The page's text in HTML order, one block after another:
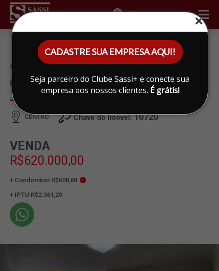
CADASTRE SUA EMPRESA AQUI!
Seja parceiro do Clube Sassi+ e conecte sua
empresa aos nossos clientes. É grátis!
ÁREA DO CLIENTE
APARTAMENTO À VENDA EM
CENTRO, LIMEIRA
CENTRO Chave do Imóvel:10720
VENDA
R$620.000,00
+ Condomínio R$608,68 i
+ IPTU R$2.361,29